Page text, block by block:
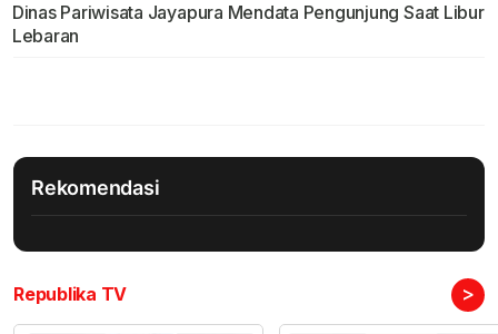
Dinas Pariwisata Jayapura Mendata Pengunjung Saat Libur
Lebaran
Rekomendasi
Republika TV >